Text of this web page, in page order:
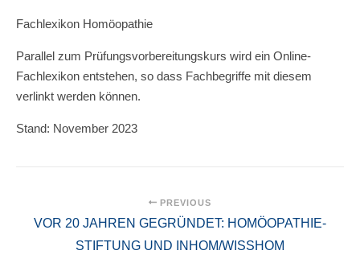
Fachlexikon Homöopathie
Parallel zum Prüfungsvorbereitungskurs wird ein Online-
Fachlexikon entstehen, so dass Fachbegriffe mit diesem
verlinkt werden können.
Stand: November 2023
PREVIOUS
VOR 20 JAHREN GEGRÜNDET: HOMÖOPATHIE-
STIFTUNG UND INHOM/WISSHOM